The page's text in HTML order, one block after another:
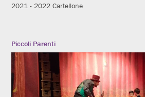
2021 - 2022 Cartellone
Piccoli Parenti